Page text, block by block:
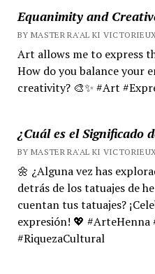
Equanimity and
BY MASTER RA'AL KI
Art allows me to express
How do you balance your
creativity? 🎨✨ #Art
¿Cuál es el Significado
BY MASTER RA'AL KI
🌼 ¿Alguna vez has
detrás de los tatuajes de
cuentan tus tatuajes?
expresión! 💖 #ArteHenna
#RiquezaCultural